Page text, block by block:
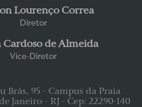
Lourenço Correa
Diretor
Cardoso de Almeida
Vice-Diretor
Brás, 95 - Campus da Praia
Janeiro - RJ - Cep: 22290-140